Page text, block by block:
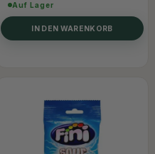
Auf Lager
IN DEN WARENKORB